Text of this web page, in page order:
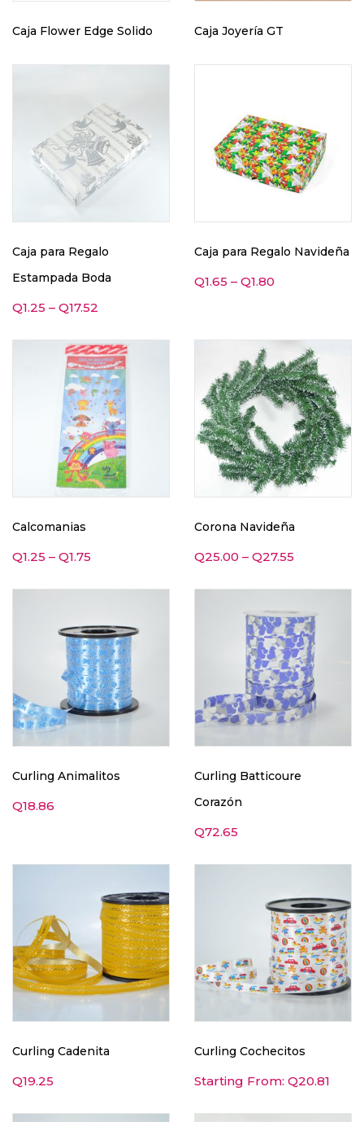
Caja Flower Edge Solido Caja Joyería GT
Caja para Regalo
Estampada Boda
Q1.25 – Q17.52
Caja para Regalo Navideña
Q1.65 – Q1.80
Calcomanias
Q1.25 – Q1.75
Corona Navideña
Q25.00 – Q27.55
Curling Animalitos
Q18.86
Curling Batticoure
Corazón
Q72.65
Curling Cadenita
Q19.25
Curling Cochecitos
Starting From: Q20.81